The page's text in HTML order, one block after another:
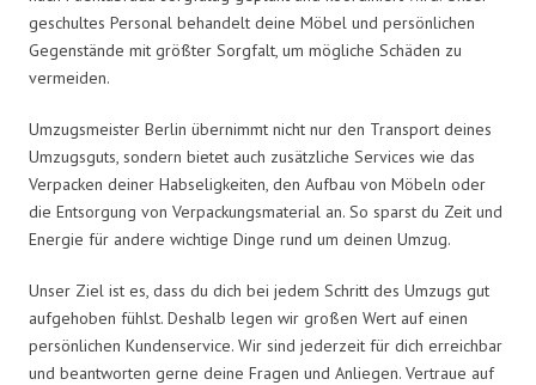
geschultes Personal behandelt deine Möbel und persönlichen
Gegenstände mit größter Sorgfalt, um mögliche Schäden zu
vermeiden.
Umzugsmeister Berlin übernimmt nicht nur den Transport deines
Umzugsguts, sondern bietet auch zusätzliche Services wie das
Verpacken deiner Habseligkeiten, den Aufbau von Möbeln oder
die Entsorgung von Verpackungsmaterial an. So sparst du Zeit und
Energie für andere wichtige Dinge rund um deinen Umzug.
Unser Ziel ist es, dass du dich bei jedem Schritt des Umzugs gut
aufgehoben fühlst. Deshalb legen wir großen Wert auf einen
persönlichen Kundenservice. Wir sind jederzeit für dich erreichbar
und beantworten gerne deine Fragen und Anliegen. Vertraue auf